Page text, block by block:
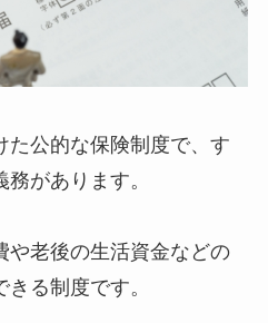
た公的な保険制度で、す
があります。
や老後の生活資金などの
る制度です。